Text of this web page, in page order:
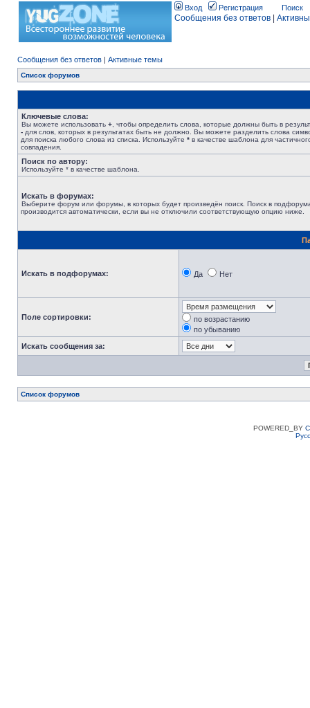
Вход Регистрация Поиск
Сообщения без ответов
Сообщения без ответов | Активные темы
Список форумов
Ключевые слова:
Вы можете использовать + , чтобы определить слова, которые должны быть в
- для слов, которых в результатах быть не должно. Вы можете разделить слова
для поиска любого слова из списка. Используйте * в качестве шаблона для
совпадения.
Поиск по автору:
Используйте * в качестве шаблона.
Искать в форумах:
Выберите форум или форумы, в которых будет произведён поиск. Поиск в
производится автоматически, если вы не отключили соответствующую опцию ниже.
Искать в подфорумах: Да Нет
Поле сортировки:
по возрастанию
по убыванию
Искать сообщения за:
Список форумов
POWERED_BY